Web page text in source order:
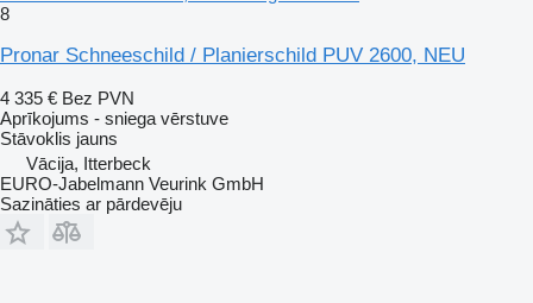
8
Pronar Schneeschild / Planierschild PUV 2600, NEU
4 335 € Bez PVN
Aprīkojums - sniega vērstuve
Stāvoklis jauns
Vācija, Itterbeck
EURO-Jabelmann Veurink GmbH
Sazināties ar pārdevēju